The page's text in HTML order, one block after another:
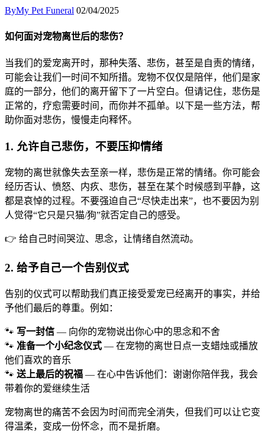
ByMy Pet Funeral 02/04/2025Facebook
Share-
Copy
to
clipboard
Facebook
Share-
email
Copy
URL
clipboard
如何面对宠物离世后的悲伤？
当我们的爱宠离开时，那种失落、悲伤，甚至是自责的情绪，
可能会让我们一时间不知所措。宠物不仅仅是陪伴，他们是家
庭的一部分，他们的离开留下了一片空白。但请记住，悲伤是
正常的，疗愈需要时间，而你并不孤单。以下是一些方法，帮
助你面对悲伤，慢慢走向释怀。
1. 允许自己悲伤，不要压抑情绪
宠物的离世就像失去至亲一样，悲伤是正常的情绪。你可能会
经历否认、愤怒、内疚、悲伤，甚至在某个时候感到平静，这
都是哀悼的过程。不要强迫自己“尽快走出来”，也不要因为别
人觉得“它只是只猫/狗”就否定自己的感受。
👉 给自己时间哭泣、思念，让情绪自然流动。
2. 给予自己一个告别仪式
告别的仪式可以帮助我们真正接受爱宠已经离开的事实，并给
予他们最后的尊重。例如：
🐾 写一封信 — 向你的宠物说出你心中的思念和不舍
🐾 准备一个小纪念仪式 — 在宠物的离世日点一支蜡烛或播放
他们喜欢的音乐
🐾 送上最后的祝福 — 在心中告诉他们：谢谢你陪伴我，我会
带着你的爱继续生活
宠物离世的痛苦不会因为时间而完全消失，但我们可以让它变
得温柔，变成一份怀念，而不是折磨。